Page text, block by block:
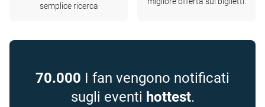
semplice ricerca
70.000 I fan vengono notificati
sugli eventi hottest.